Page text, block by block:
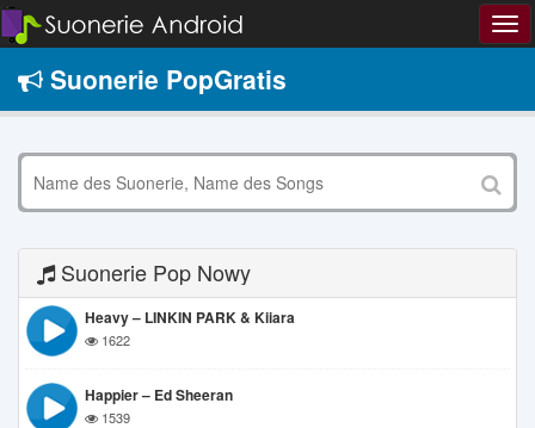
Suonerie PopGratis
Suonerie Pop Nowy
Heavy – LINKIN PARK & Kiiara
1622
Happier – Ed Sheeran
1539